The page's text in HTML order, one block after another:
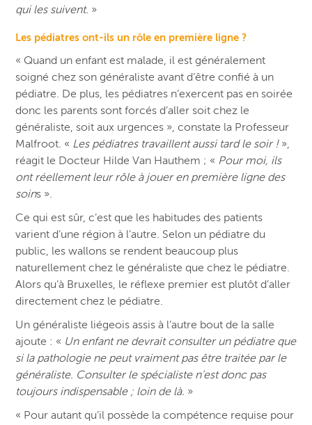
qui les suivent. »
Les pédiatres ont-ils un rôle en première ligne ?
« Quand un enfant est malade, il est généralement
soigné chez son généraliste avant d’être confié à un
pédiatre. De plus, les pédiatres n’exercent pas en soirée
donc les parents sont forcés d’aller soit chez le
généraliste, soit aux urgences », constate la Professeur
Malfroot. « Les pédiatres travaillent aussi tard le soir !»,
réagit le Docteur Hilde Van Hauthem ; « Pour moi, ils
ont réellement leur rôle à jouer en première ligne des
soins ».
Ce qui est sûr, c’est que les habitudes des patients
varient d’une région à l’autre. Selon un pédiatre du
public, les wallons se rendent beaucoup plus
naturellement chez le généraliste que chez le pédiatre.
Alors qu’à Bruxelles, le réflexe premier est plutôt d’aller
directement chez le pédiatre.
Un généraliste liégeois assis à l’autre bout de la salle
ajoute : « Un enfant ne devrait consulter un pédiatre que
si la pathologie ne peut vraiment pas être traitée par le
généraliste. Consulter le spécialiste n’est donc pas
toujours indispensable ; loin de là. »
« Pour autant qu’il possède la compétence requise pour